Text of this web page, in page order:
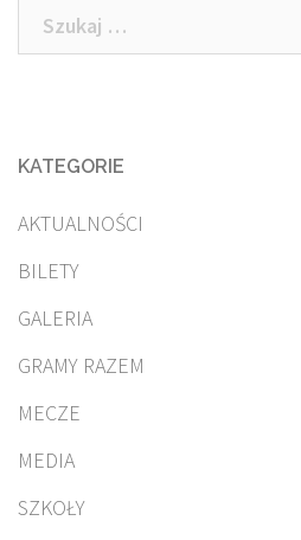
Szukaj:
KATEGORIE
AKTUALNOŚCI
BILETY
GALERIA
GRAMY RAZEM
MECZE
MEDIA
SZKOŁY